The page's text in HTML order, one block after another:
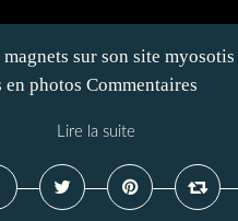
sur son site
photos Commentaires
Lire la suite